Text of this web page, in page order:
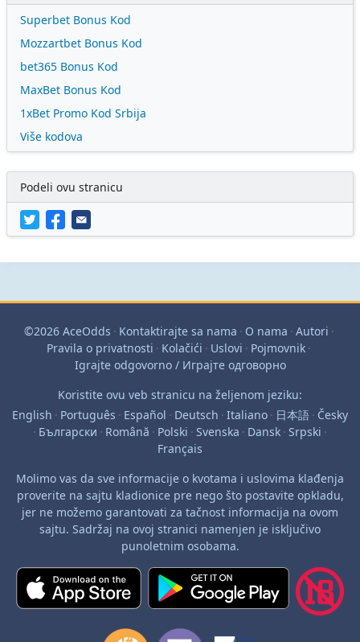
Superbet Bonus Kod
Mozzartbet Bonus Kod
bet365 Bonus Kod
MaxBet Bonus Kod
1xBet Promo Kod Srbija
Više kodova
Podeli ovu stranicu
©2026 AceOdds · Kontaktirajte sa nama · O nama · Autori ·
Pravila o privatnosti · Kolačići · Uslovi · Pojmovnik ·
Igrajte odgovorno / Играјте одговорно
Koristite ovu veb stranicu na željenom jeziku:
English · Português · Español · Deutsch · Italiano · 日本語 · Česky
· Български · Română · Polski · Svenska · Dansk · Srpski ·
Français
Molimo vas da sve informacije o kvotama i uslovima klađenja
proverite na sajtu kladionice pre nego što postavite opkladu,
jer ne možemo garantovati za tačnost informacija na ovom
sajtu. Sadržaj na ovoj stranici namenjen je isključivo
punoletnim osobama.